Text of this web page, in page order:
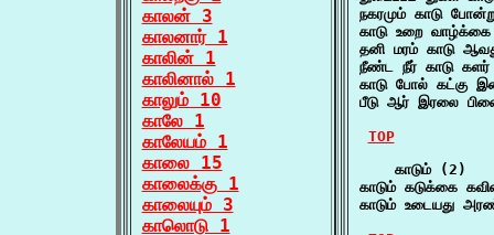
காலன் 3
காலனார் 1
காலின் 1
காலினால் 1
காலும் 10
காலே 1
காலேயம் 1
காலை 15
காலைக்கு 1
காலையும் 3
காலொடு 1
நகரமும் காடு
காடு உறை
தனி மரம் காடு
நீண்ட நீர் காடு களர்
காடு போல் கட்கு
பீடு ஆர் இரலை
TOP
    காடும் (2)
காடும் கடுக்கை
காடும் உடையது